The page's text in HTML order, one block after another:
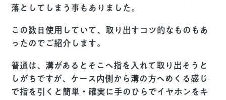
落としてしまう事もありました。
この数日使用していて、取り出すコツ的なものもあ
ったのでご紹介します。
普通は、溝があるとそこへ指を入れて取り出そうと
しがちですが、ケース内側から溝の方へめくる感じ
で指を引くと簡単・確実に手のひらでイヤホンをキ